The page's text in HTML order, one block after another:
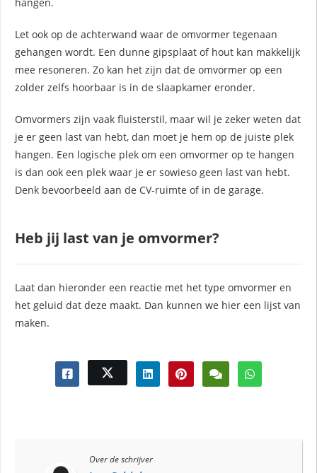
hangen.
Let ook op de achterwand waar de omvormer tegenaan
gehangen wordt. Een dunne gipsplaat of hout kan makkelijk
mee resoneren. Zo kan het zijn dat de omvormer op een
zolder zelfs hoorbaar is in de slaapkamer eronder.
Omvormers zijn vaak fluisterstil, maar wil je zeker weten dat
je er geen last van hebt, dan moet je hem op de juiste plek
hangen. Een logische plek om een omvormer op te hangen
is dan ook een plek waar je er sowieso geen last van hebt.
Denk bevoorbeeld aan de CV-ruimte of in de garage.
Heb jij last van je omvormer?
Laat dan hieronder een reactie met het type omvormer en
het geluid dat deze maakt. Dan kunnen we hier een lijst van
maken.
Over de schrijver